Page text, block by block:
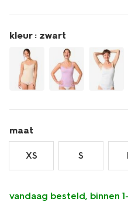
19691229.html
kleur : zwart
maat
XS S
vandaag besteld, binnen